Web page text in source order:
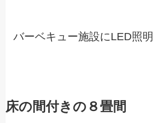
バーベキュー施設にLED照
床の間付きの８畳間